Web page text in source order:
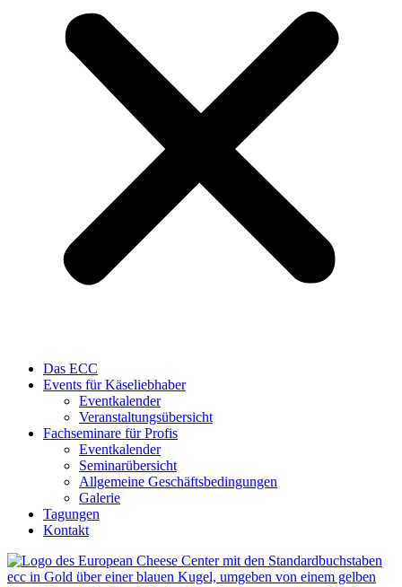
Das ECC
Events für Käseliebhaber
Eventkalender
Veranstaltungsübersicht
Fachseminare für Profis
Eventkalender
Seminarübersicht
Allgemeine Geschäftsbedingungen
Galerie
Tagungen
Kontakt